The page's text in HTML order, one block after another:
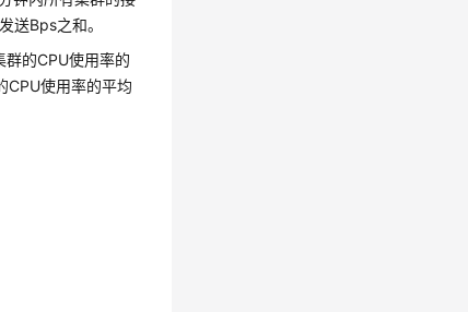
送Bps之和。
的CPU使用率的
CPU使用率的平均